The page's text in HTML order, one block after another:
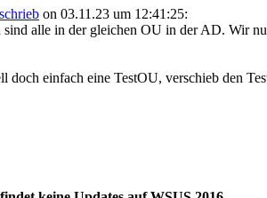
on 03.11.23 um 12:41:25:
sind alle in der gleichen OU in der AD. Wir
doch einfach eine TestOU, verschieb den